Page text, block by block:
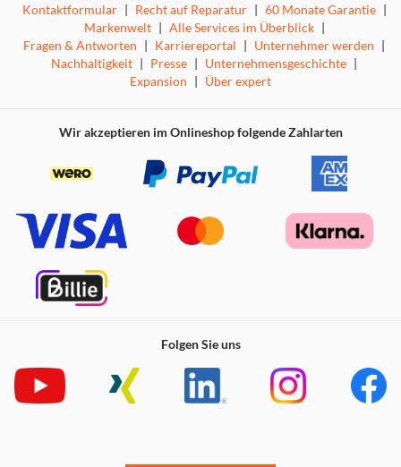
Kontaktformular | Recht auf Reparatur | 60 Monate Garantie |
Markenwelt | Alle Services im Überblick |
Fragen & Antworten | Karriereportal | Unternehmer werden |
Nachhaltigkeit | Presse | Unternehmensgeschichte |
Expansion | Über expert
Wir akzeptieren im Onlineshop folgende Zahlarten
Folgen Sie uns